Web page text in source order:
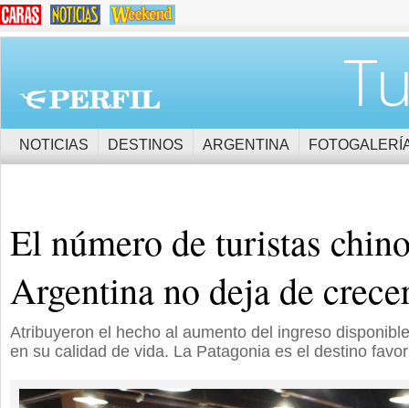
NOTICIAS DESTINOS ARGENTINA
El número de turistas
Argentina no deja de
Atribuyeron el hecho al aumento del ingreso
en su calidad de vida. La Patagonia es el destino